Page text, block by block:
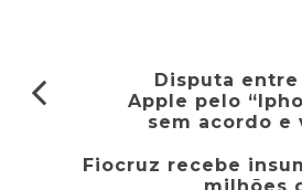
Disputa
Apple pelo
sem acordo e
Fiocruz recebe
milhões